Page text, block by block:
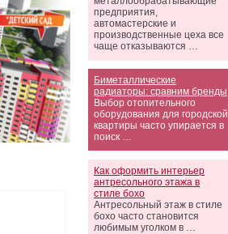
предприятия,
автомастерские и
производственные цеха все
чаще отказываются …
Биметаллические
радиаторы: сравним бренды
Выбор отопительного
оборудования для городской
квартиры часто упирается в
поиск …
Как оформить интерьер
антресольного этажа в
стиле бохо
Антресольный этаж в стиле
бохо часто становится
любимым уголком в …